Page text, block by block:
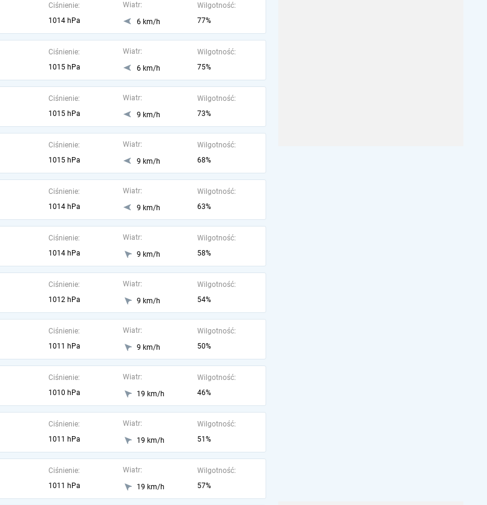
Ciśnienie:
1014 hPa
Wiatr:
6 km/h
Wilgotność:
77%
Ciśnienie:
1015 hPa
Wiatr:
6 km/h
Wilgotność:
75%
Ciśnienie:
1015 hPa
Wiatr:
9 km/h
Wilgotność:
73%
Ciśnienie:
1015 hPa
Wiatr:
9 km/h
Wilgotność:
68%
Ciśnienie:
1014 hPa
Wiatr:
9 km/h
Wilgotność:
63%
Ciśnienie:
1014 hPa
Wiatr:
9 km/h
Wilgotność:
58%
Ciśnienie:
1012 hPa
Wiatr:
9 km/h
Wilgotność:
54%
Ciśnienie:
1011 hPa
Wiatr:
9 km/h
Wilgotność:
50%
Ciśnienie:
1010 hPa
Wiatr:
19 km/h
Wilgotność:
46%
Ciśnienie:
1011 hPa
Wiatr:
19 km/h
Wilgotność:
51%
Ciśnienie:
1011 hPa
Wiatr:
19 km/h
Wilgotność:
57%